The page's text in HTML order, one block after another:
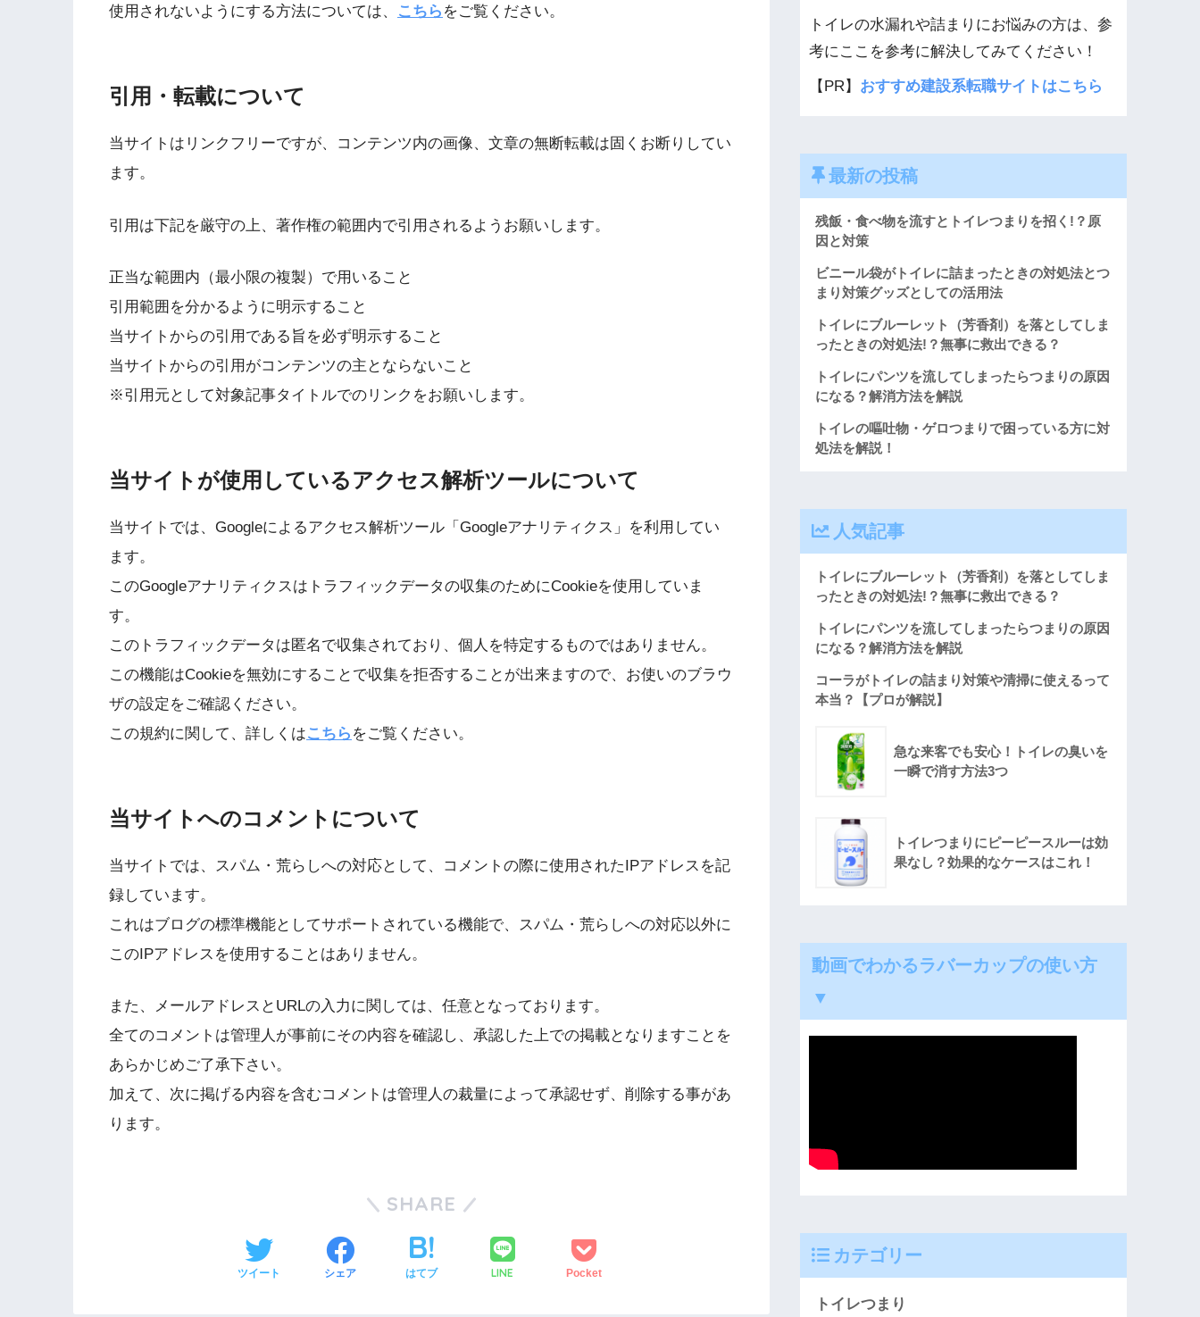
使用されないようにする方法については、
こちら をご覧ください。
引用・転載について
当サイトはリンクフリーですが、コンテンツ内の画像、文章の無断転載は固くお断りしてい
ます。
引用は下記を厳守の上、著作権の範囲内で引用されるようお願いします。
正当な範囲内（最小限の複製）で用いること
引用範囲を分かるように明示すること
当サイトからの引用である旨を必ず明示すること
当サイトからの引用がコンテンツの主とならないこと
※引用元として対象記事タイトルでのリンクをお願いします。
当サイトが使用しているアクセス解析ツールについて
当サイトでは、Googleによるアクセス解析ツール「Googleアナリティクス」を利用してい
ます。
このGoogleアナリティクスはトラフィックデータの収集のためにCookieを使用していま
す。
このトラフィックデータは匿名で収集されており、個人を特定するものではありません。
この機能はCookieを無効にすることで収集を拒否することが出来ますので、お使いのブラウ
ザの設定をご確認ください。
この規約に関して、詳しくはこちら をご覧ください。
当サイトへのコメントについて
当サイトでは、スパム・荒らしへの対応として、コメントの際に使用されたIPアドレスを記
録しています。
これはブログの標準機能としてサポートされている機能で、スパム・荒らしへの対応以外に
このIPアドレスを使用することはありません。
また、メールアドレスとURLの入力に関しては、任意となっております。
全てのコメントは管理人が事前にその内容を確認し、承認した上での掲載となりますことを
あらかじめご了承下さい。
加えて、次に掲げる内容を含むコメントは管理人の裁量によって承認せず、削除する事があ
ります。
SHARE
ツイート シェア はてブ LINE Pocket
トイレの水漏れや詰まりにお悩みの方は、参
考にここを参考に解決してみてください！
【PR】 おすすめ建設系転職サイトはこちら
最新の投稿
残飯・食べ物を流すとトイレつまりを招く!？原
因と対策
ビニール袋がトイレに詰まったときの対処法とつ
まり対策グッズとしての活用法
トイレにブルーレット（芳香剤）を落としてしま
ったときの対処法!？無事に救出できる？
トイレにパンツを流してしまったらつまりの原因
になる？解消方法を解説
トイレの嘔吐物・ゲロつまりで困っている方に対
処法を解説！
人気記事
トイレにブルーレット（芳香剤）を落としてしま
ったときの対処法!？無事に救出できる？
トイレにパンツを流してしまったらつまりの原因
になる？解消方法を解説
コーラがトイレの詰まり対策や清掃に使えるって
本当？【プロが解説】
急な来客でも安心！トイレの臭いを
一瞬で消す方法3つ
トイレつまりにピーピースルーは効
果なし？効果的なケースはこれ！
動画でわかるラバーカップの使い方
▼
カテゴリー
トイレつまり